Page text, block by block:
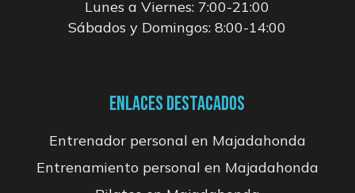
Lunes a Viernes: 7:00-21:00
Sábados y Domingos: 8:00-14:00
ENLACES DESTACADOS
Entrenador personal en Majadahonda
Entrenamiento personal en Majadahonda